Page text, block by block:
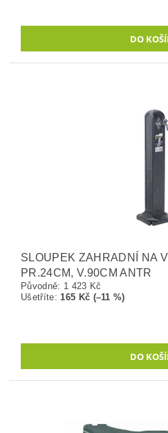
SLOUPEK ZAHRADNÍ NA
PR.24CM, V.90CM ANTR
Původně: 1 423 Kč
Ušetříte:165 Kč (–11 %)